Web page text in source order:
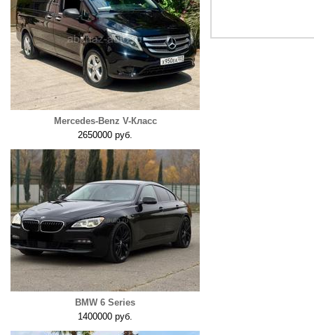
Mercedes-Benz V-Класс
2650000 руб.
BMW 6 Series
1400000 руб.